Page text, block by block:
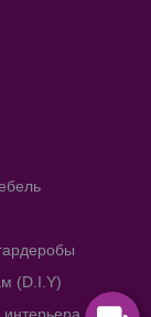
(D.I.Y)